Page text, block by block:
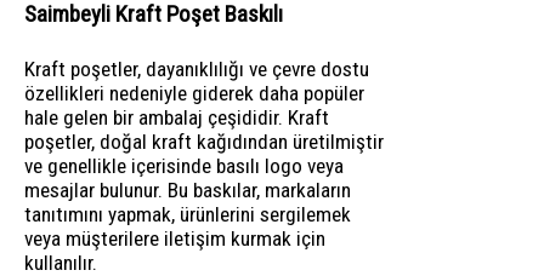
Saimbeyli Kraft Poşet Baskılı
Kraft poşetler, dayanıklılığı ve çevre dostu
özellikleri nedeniyle giderek daha popüler
hale gelen bir ambalaj çeşididir. Kraft
poşetler, doğal kraft kağıdından üretilmiştir
ve genellikle içerisinde basılı logo veya
mesajlar bulunur. Bu baskılar, markaların
tanıtımını yapmak, ürünlerini sergilemek
veya müşterilere iletişim kurmak için
kullanılır.